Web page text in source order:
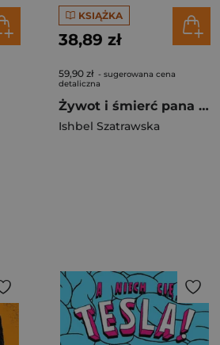
KSIĄŻKA
38,89 zł
59,90 zł - sugerowana cena
detaliczna
Żywot i śmierć pana Hersha Libkina z Sacramento w stanie Kalifornia wyd. 2
Ishbel Szatrawska